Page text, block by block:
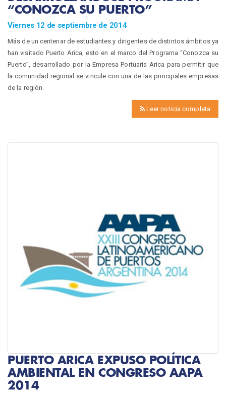
“CONOZCA SU PUERTO”
Viernes 12 de septiembre de 2014
Más de un centenar de estudiantes y dirigentes de distintos ámbitos ya
han visitado Puerto Arica, esto en el marco del Programa “Conozca su
Puerto”, desarrollado por la Empresa Portuaria Arica para permitir que
la comunidad regional se vincule con una de las principales empresas
de la región.
Leer noticia completa
PUERTO ARICA EXPUSO POLÍTICA
AMBIENTAL EN CONGRESO AAPA
2014